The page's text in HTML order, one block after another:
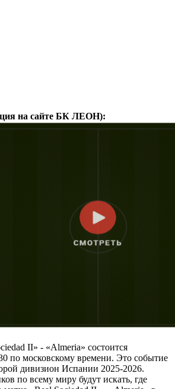
на сайте БК ЛЕОН):
II» - «Almeria» состоится
по московскому времени. Это событие
дивизион Испании 2025-2026.
по всему миру будут искать, где